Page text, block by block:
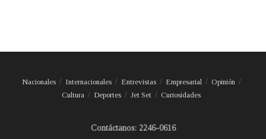
Nacionales Internacionales Entrevistas Empresarial
Opinión
Cultura
Deportes Jet Set Curiosidades
Contáctanos: 2246-0616